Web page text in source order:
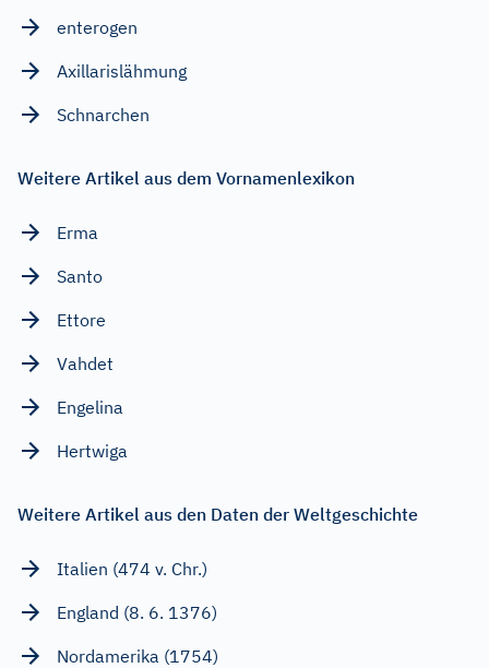
enterogen
Axillarislähmung
Schnarchen
Weitere Artikel aus dem Vornamenlexikon
Erma
Santo
Ettore
Vahdet
Engelina
Hertwiga
Weitere Artikel aus den Daten der Weltgeschichte
Italien (474 v. Chr.)
England (8. 6. 1376)
Nordamerika (1754)